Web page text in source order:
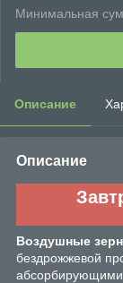
Минимальная
Описание
Описание
Воздушные
бездрожжевой
абсорбирующими